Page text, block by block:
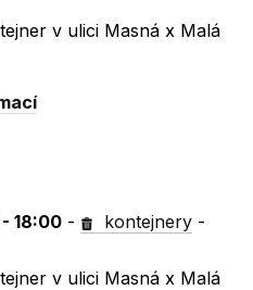
v ulici Masná x Malá
18:00 - kontejnery -
v ulici Masná x Malá